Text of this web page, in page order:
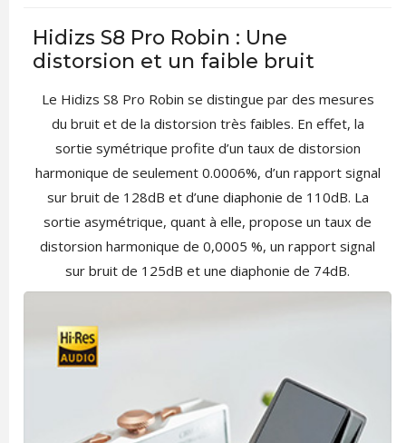
Hidizs S8 Pro Robin : Une
distorsion et un faible bruit
Le Hidizs S8 Pro Robin se distingue par des mesures
du bruit et de la distorsion très faibles. En effet, la
sortie symétrique profite d’un taux de distorsion
harmonique de seulement 0.0006%, d’un rapport signal
sur bruit de 128dB et d’une diaphonie de 110dB. La
sortie asymétrique, quant à elle, propose un taux de
distorsion harmonique de 0,0005 %, un rapport signal
sur bruit de 125dB et une diaphonie de 74dB.